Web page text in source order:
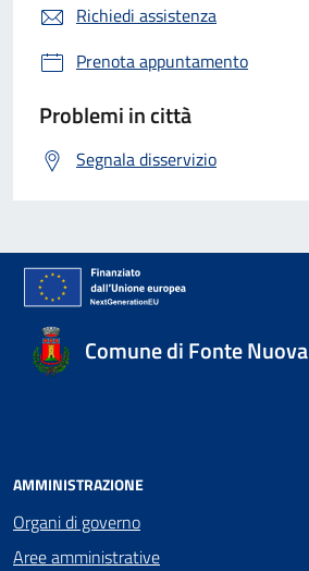
Richiedi assistenza
Prenota appuntamento
Problemi in città
Segnala disservizio
Comune di Fonte Nuova
AMMINISTRAZIONE
Organi di governo
Aree amministrative